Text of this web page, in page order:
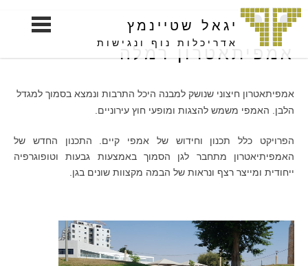
S
k
i
p
o
c
n
t
יגאל שטיינמץ
אדריכלות נוף ונגישות
אמפיתאטרון רמלה
אמפיתאטרון חיצוני שנושק למבנה היכל התרבות ונמצא בסמוך למגדל
הלבן. האמפי משמש להצגות ומופעי חוץ עירוניים.
הפרויקט כלל תכנון וחידוש של אמפי קיים. התכנון החדש של
האמפיתיאטרון מתחבר לגן הסמוך באמצעות גבעות וטופוגרפיה
ייחודית ומייצר רצף ונראות של הבמה מקצוות שונים בגן.